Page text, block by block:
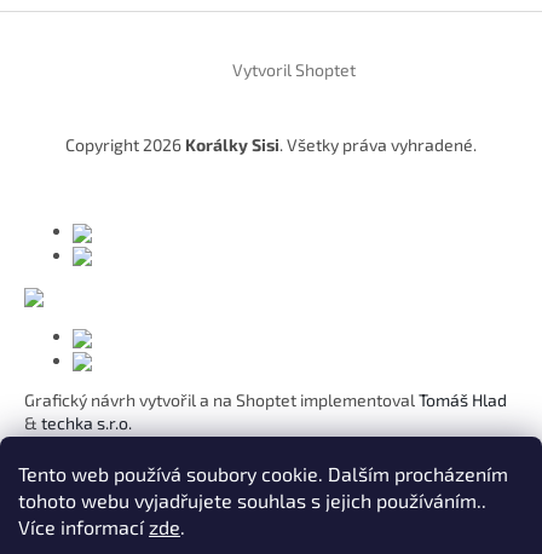
Tento web používá soubory cookie. Dalším procházením
tohoto webu vyjadřujete souhlas s jejich používáním..
Více informacízde.
Vytvoril Shoptet
Copyright 2026 Korálky Sisi. Všetky práva vyhradené.
Grafický návrh vytvořil a na Shoptet implementoval Tomáš Hlad
& techka s.r.o.
Koho chcete obdarovat?
Pre mamičku
Pre moju lásku